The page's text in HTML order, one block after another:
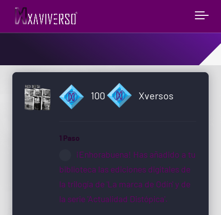
100 Xversos
1 Paso
¡Enhorabuena! Has añadido a tu
biblioteca las ediciones digitales de
la trilogía de 'La marca de Odín' y de
la serie 'Actualidad Distópica'.